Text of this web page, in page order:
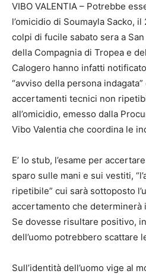
VIBO VALENTIA – Potrebbe
l’omicidio di Soumayla Sacko,
colpi di fucile sabato sera a
della Compagnia di Tropea e
Calogero hanno infatti
“avviso della persona
accertamenti tecnici non
all’omicidio, emesso dalla
Vibo Valentia che coordina le
E’ lo stub, l’esame per
sparo sulle mani e sui vestiti,
ripetibile” cui sarà sottoposto
accertamento che
Se dovesse risultare positivo,
dell’uomo potrebbero scattare
Sull’identità dell’uomo vige al